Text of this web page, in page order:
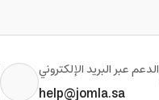
الدعم عبر البريد الإلكتروني
help@jomla.sa